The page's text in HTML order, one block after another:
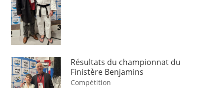
Résultats du championnat du
Finistère Benjamins
Compétition